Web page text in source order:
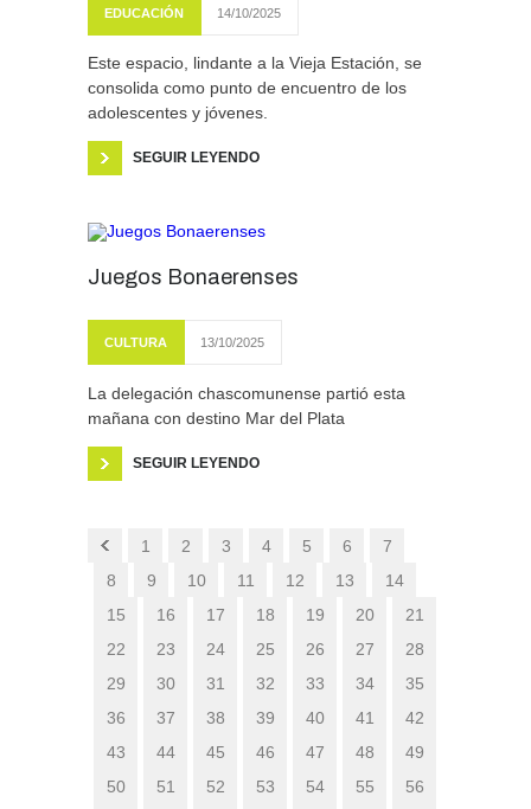
EDUCACIÓN 14/10/2025
Este espacio, lindante a la Vieja Estación, se
consolida como punto de encuentro de los
adolescentes y jóvenes.
SEGUIR LEYENDO
Juegos Bonaerenses
CULTURA 13/10/2025
La delegación chascomunense partió esta
mañana con destino Mar del Plata
SEGUIR LEYENDO
1 2 3 4 5 6
7
8
9 10 11 12 13
14
15
16 17 18 19 20
21
22
23 24 25 26 27
28
29
30 31 32 33 34
35
36
37 38 39 40 41
42
43
44 45 46 47 48
49
50
51 52 53 54 55
56